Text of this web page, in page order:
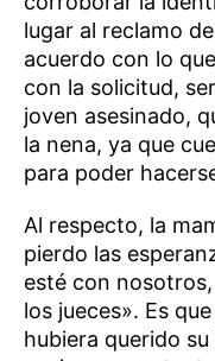
lugar al reclamo
acuerdo con lo
con la solicitud,
joven asesinado,
la nena, ya que
para poder
Al respecto, la
pierdo las
esté con
los jueces». Es
hubiera querido